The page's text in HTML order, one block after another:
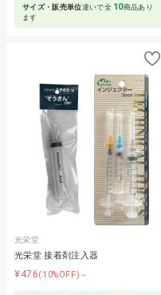
サイズ・販売単位違いで全 10商品あり
ます
光栄堂
光栄堂 接着剤注入器
¥476(10%OFF)～